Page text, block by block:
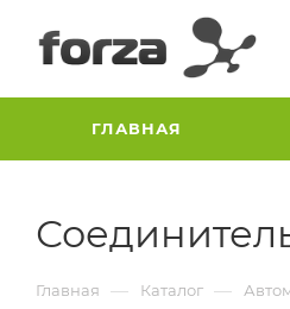
ГЛАВНАЯ
Главная — Каталог —